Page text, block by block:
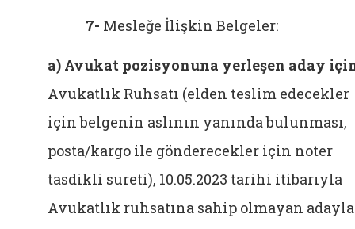
7- Mesleğe İlişkin Belgeler:
a) Avukat pozisyonuna yerleşen aday
Avukatlık Ruhsatı (elden teslim edecekler
için belgenin aslının yanında bulunması,
posta/kargo ile gönderecekler için noter
tasdikli sureti), 10.05.2023 tarihi itibarıyla
Avukatlık ruhsatına sahip olmayan